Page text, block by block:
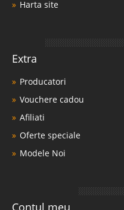
Harta site
Extra
Producatori
Vouchere cadou
Afiliati
Oferte speciale
Modele Noi
Contul meu